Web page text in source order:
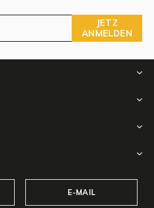
JETZ
ANMELDEN
E-MAIL